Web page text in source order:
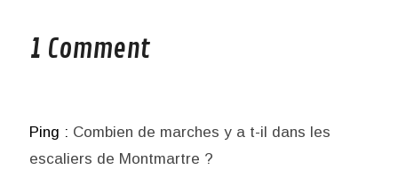
1 Comment
Ping : Combien de marches y a t-il dans les
escaliers de Montmartre ?